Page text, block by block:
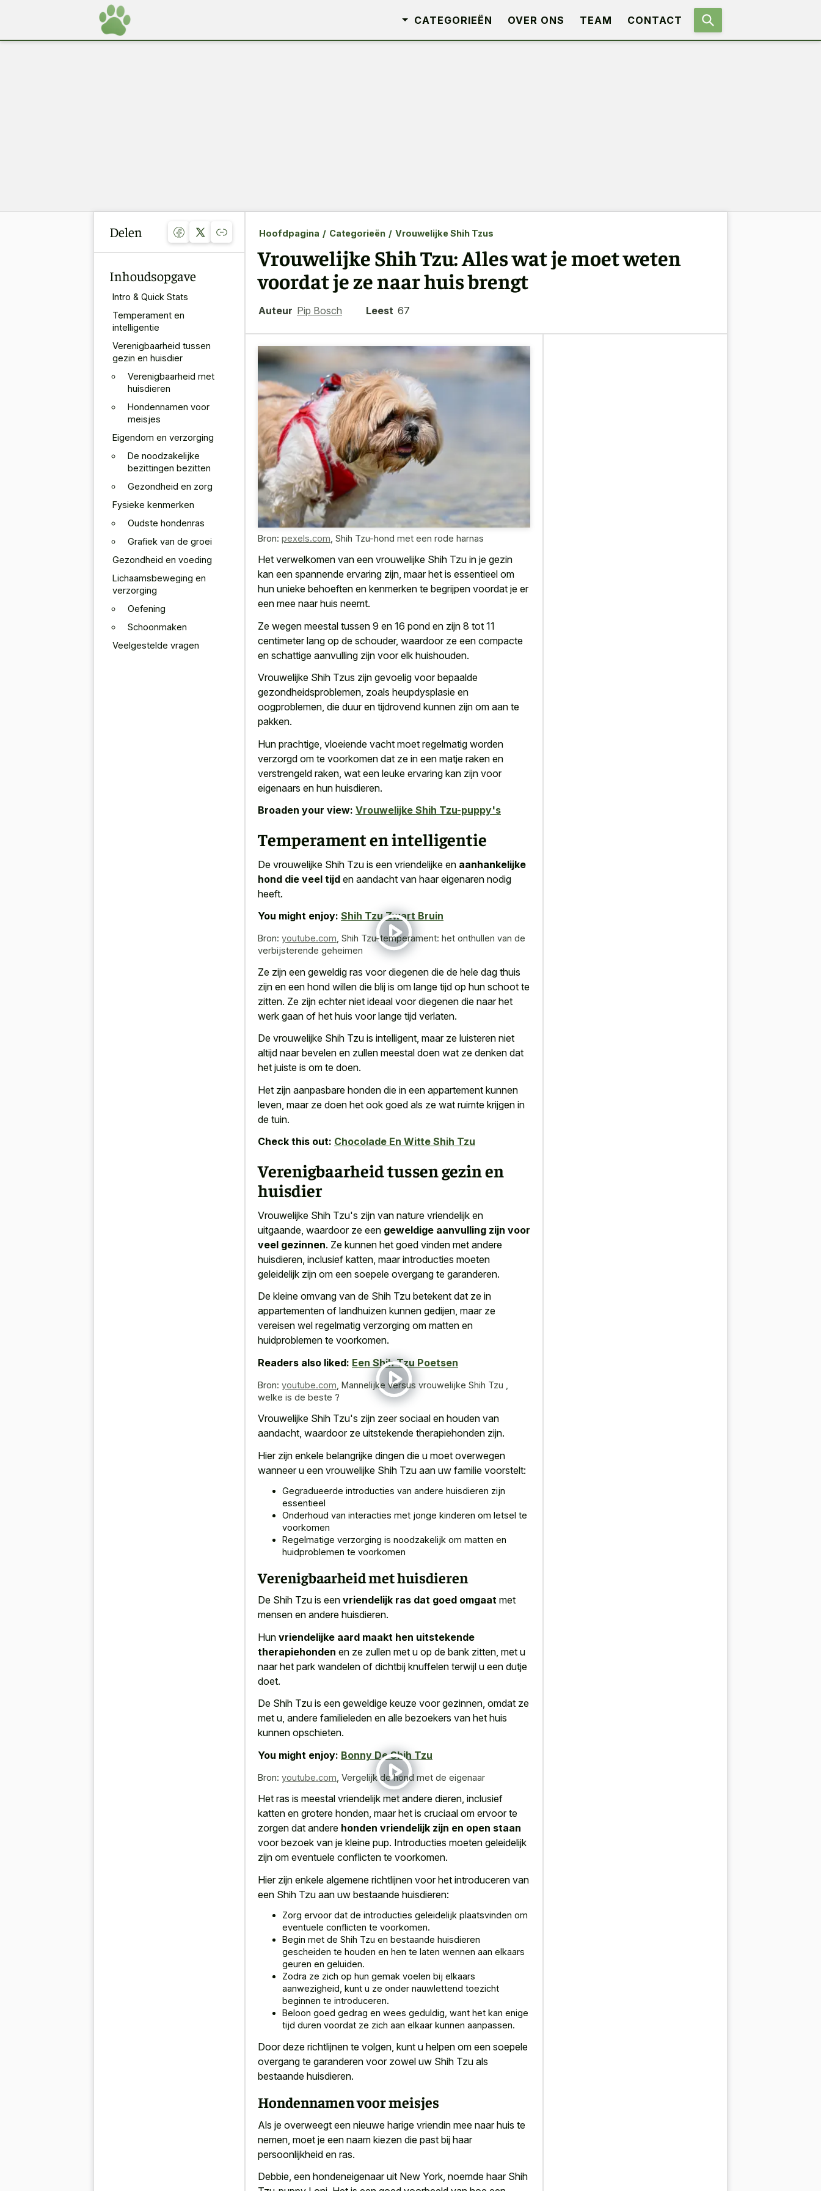
CATEGORIEËN OVER ONS TEAM CONTACT
Delen
Inhoudsopgave
Intro & Quick Stats
Temperament en
intelligentie
Verenigbaarheid tussen
gezin en huisdier
Verenigbaarheid met
huisdieren
Hondennamen voor
meisjes
Eigendom en verzorging
De noodzakelijke
bezittingen bezitten
Gezondheid en zorg
Fysieke kenmerken
Oudste hondenras
Grafiek van de groei
Gezondheid en voeding
Lichaamsbeweging en
verzorging
Oefening
Schoonmaken
Veelgestelde vragen
Hoofdpagina / Categorieën / Vrouwelijke Shih Tzus
Vrouwelijke Shih Tzu: Alles wat je moet weten
voordat je ze naar huis brengt
Auteur Pip Bosch Leest 67
Bron: pexels.com Shih Tzu-hond met een rode harnas
Het verwelkomen van een vrouwelijke Shih Tzu in je gezin
kan een spannende ervaring zijn, maar het is essentieel om
hun unieke behoeften en kenmerken te begrijpen voordat je er
een mee naar huis neemt.
Ze wegen meestal tussen 9 en 16 pond en zijn 8 tot 11
centimeter lang op de schouder, waardoor ze een compacte
en schattige aanvulling zijn voor elk huishouden.
Vrouwelijke Shih Tzus zijn gevoelig voor bepaalde
gezondheidsproblemen, zoals heupdysplasie en
oogproblemen, die duur en tijdrovend kunnen zijn om aan te
pakken.
Hun prachtige, vloeiende vacht moet regelmatig worden
verzorgd om te voorkomen dat ze in een matje raken en
verstrengeld raken , wat een leuke ervaring kan zijn voor
eigenaars en hun huisdieren.
Broaden your view: Vrouwelijke Shih Tzu-puppy's
Temperament en intelligentie
De vrouwelijke Shih Tzu is een vriendelijke en aanhankelijke
hond die veel tijd en aandacht van haar eigenaren nodig
heeft.
You might enjoy: Shih Tzu Zwart Bruin
Bron: youtube.com Shih Tzu-temperament: het onthullen van de
verbijsterende geheimen
Ze zijn een geweldig ras voor diegenen die de hele dag thuis
zijn en een hond willen die blij is om lange tijd op hun schoot te
zitten. Ze zijn echter niet ideaal voor diegenen die naar het
werk gaan of het huis voor lange tijd verlaten.
De vrouwelijke Shih Tzu is intelligent, maar ze luisteren niet
altijd naar bevelen en zullen meestal doen wat ze denken dat
het juiste is om te doen.
Het zijn aanpasbare honden die in een appartement kunnen
leven, maar ze doen het ook goed als ze wat ruimte krijgen in
de tuin.
Check this out: Chocolade En Witte Shih Tzu
Verenigbaarheid tussen gezin en
huisdier
Vrouwelijke Shih Tzu's zijn van nature vriendelijk en
uitgaande, waardoor ze een geweldige aanvulling zijn voor
veel gezinnen. Ze kunnen het goed vinden met andere
huisdieren, inclusief katten, maar introducties moeten
geleidelijk zijn om een soepele overgang te garanderen.
De kleine omvang van de Shih Tzu betekent dat ze in
appartementen of landhuizen kunnen gedijen, maar ze
vereisen wel regelmatig verzorging om matten en
huidproblemen te voorkomen.
Readers also liked: Een Shih Tzu Poetsen
Bron: youtube.com Mannelijke versus vrouwelijke Shih Tzu ,
welke is de beste ?
Vrouwelijke Shih Tzu's zijn zeer sociaal en houden van
aandacht, waardoor ze uitstekende therapiehonden zijn.
Hier zijn enkele belangrijke dingen die u moet overwegen
wanneer u een vrouwelijke Shih Tzu aan uw familie voorstelt:
Gegradueerde introducties van andere huisdieren zijn
essentieel
Onderhoud van interacties met jonge kinderen om letsel te
voorkomen
Regelmatige verzorging is noodzakelijk om matten en
huidproblemen te voorkomen
Verenigbaarheid met huisdieren
De Shih Tzu is een vriendelijk ras dat goed omgaat met
mensen en andere huisdieren.
Hun vriendelijke aard maakt hen uitstekende
therapiehonden en ze zullen met u op de bank zitten, met u
naar het park wandelen of dichtbij knuffelen terwijl u een dutje
doet.
De Shih Tzu is een geweldige keuze voor gezinnen, omdat ze
met u, andere familieleden en alle bezoekers van het huis
kunnen opschieten.
You might enjoy: Bonny De Shih Tzu
Bron: youtube.com Vergelijk de hond met de eigenaar
Het ras is meestal vriendelijk met andere dieren, inclusief
katten en grotere honden, maar het is cruciaal om ervoor te
zorgen dat andere honden vriendelijk zijn en open staan
voor bezoek van je kleine pup. Introducties moeten geleidelijk
zijn om eventuele conflicten te voorkomen.
Hier zijn enkele algemene richtlijnen voor het introduceren van
een Shih Tzu aan uw bestaande huisdieren:
Zorg ervoor dat de introducties geleidelijk plaatsvinden om
eventuele conflicten te voorkomen.
Begin met de Shih Tzu en bestaande huisdieren
gescheiden te houden en hen te laten wennen aan elkaars
geuren en geluiden.
Zodra ze zich op hun gemak voelen bij elkaars
aanwezigheid , kunt u ze onder nauwlettend toezicht
beginnen te introduceren.
Beloon goed gedrag en wees geduldig, want het kan enige
tijd duren voordat ze zich aan elkaar kunnen aanpassen.
Door deze richtlijnen te volgen, kunt u helpen om een soepele
overgang te garanderen voor zowel uw Shih Tzu als
bestaande huisdieren.
Hondennamen voor meisjes
Als je overweegt een nieuwe harige vriendin mee naar huis te
nemen, moet je een naam kiezen die past bij haar
persoonlijkheid en ras.
Debbie, een hondeneigenaar uit New York, noemde haar Shih